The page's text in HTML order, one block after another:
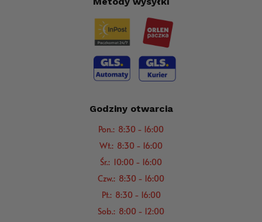
Godziny otwarcia
Pon.: 8:30 - 16:00
Wt.: 8:30 - 16:00
Śr.: 10:00 - 16:00
Czw.: 8:30 - 16:00
Pt.: 8:30 - 16:00
Sob.: 8:00 - 12:00